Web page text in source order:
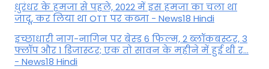
धुरंधर के हमजा से पहले, 2022 में इस हमजा का चला था
जादू, कर लिया था OTT पर कब्जा - News18 Hindi
इच्छाधारी नाग-नागिन पर बेस्ड 6 फिल्म, 2 ब्लॉकबस्टर, 3
फ्लॉप और 1 डिजास्टर; एक तो सावन के महीने में हुई थी र...
- News18 Hindi